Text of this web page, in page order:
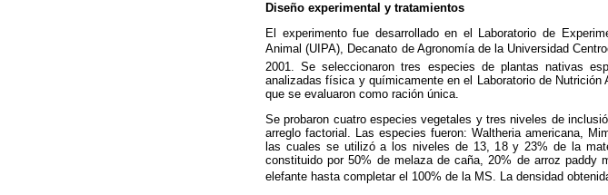
Diseño experimental y tratamientos
El experimento fue desarrollado en el Laboratorio de
Animal (UIPA), Decanato de Agronomía de la Universidad
2001. Se seleccionaron tres especies de plantas nativas
analizadas física y químicamente en el Laboratorio de
que se evaluaron como ración única.
Se probaron cuatro especies vegetales y tres niveles de
arreglo factorial. Las especies fueron: Waltheria americana,
las cuales se utilizó a los niveles de 13, 18 y 23% de la
constituido por 50% de melaza de caña, 20% de arroz
elefante hasta completar el 100% de la MS. La densidad